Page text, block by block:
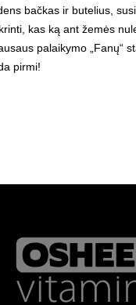
bačkas ir butelius,
kas ką ant žemės
palaikymo „Fanų“
pirmi!